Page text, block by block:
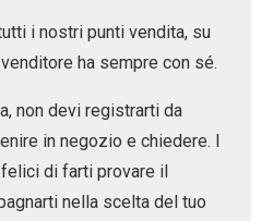
i nostri punti vendita, su
ha sempre con sé.
non devi registrarti da
in negozio e chiedere. I
di farti provare il
nella scelta del tuo